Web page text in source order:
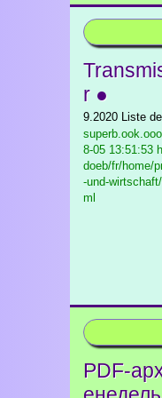
r ●
9.2020 Liste
8-05 13:51:53
doeb/fr/home/
-und-
ml
PDF-